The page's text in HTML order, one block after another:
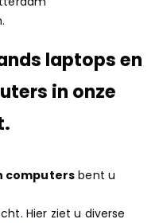
laptops en
in onze
computersbent u
. Hier ziet u diverse